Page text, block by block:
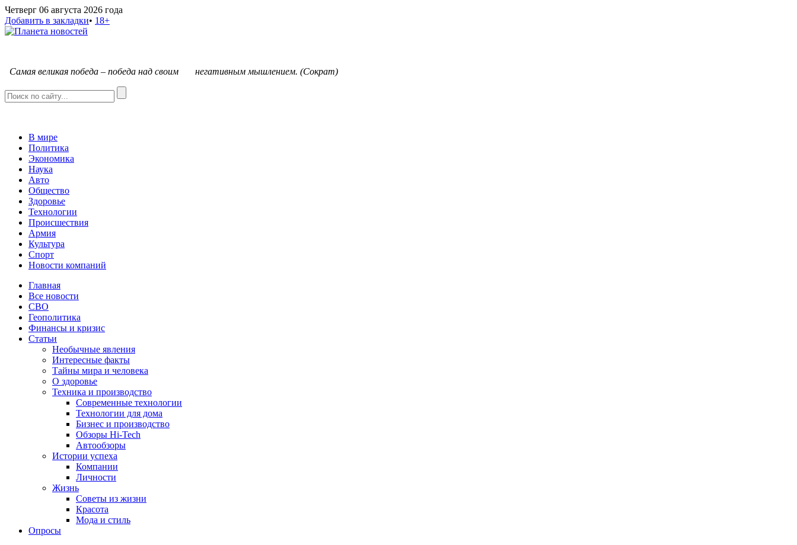
Четверг 06 августа 2026 года
Добавить в закладки• 18+
Самая великая победа – победа над своим негативным мышлением. (Сократ)
В мире
Политика
Экономика
Наука
Авто
Общество
Здоровье
Технологии
Происшествия
Армия
Культура
Спорт
Новости компаний
Главная
Все новости
СВО
Геополитика
Финансы и кризис
Статьи
Необычные явления
Интересные факты
Тайны мира и человека
О здоровье
Техника и производство
Современные технологии
Технологии для дома
Бизнес и производство
Обзоры Hi-Tech
Автообзоры
Истории успеха
Компании
Личности
Жизнь
Советы из жизни
Красота
Мода и стиль
Опросы